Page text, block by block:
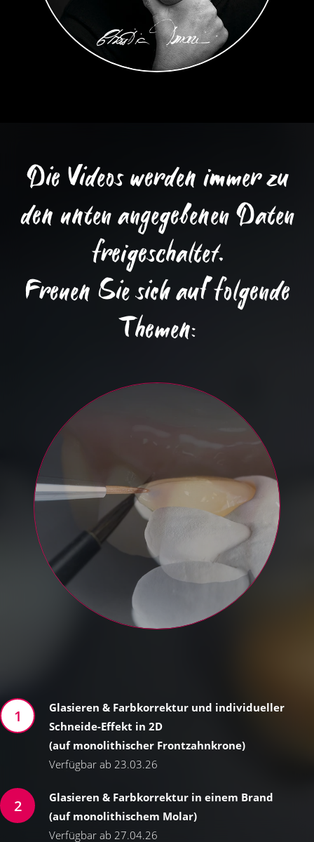
Die Videos werden immer zu
den unten angegebenen Daten
freigeschaltet.
Freuen Sie sich auf folgende
Themen:
Glasieren & Farbkorrektur und individueller
Schneide-Effekt in 2D
(auf monolithischer Frontzahnkrone)
Verfügbar ab 23.03.26
Glasieren & Farbkorrektur in einem Brand
(auf monolithischem Molar)
Verfügbar ab 27.04.26